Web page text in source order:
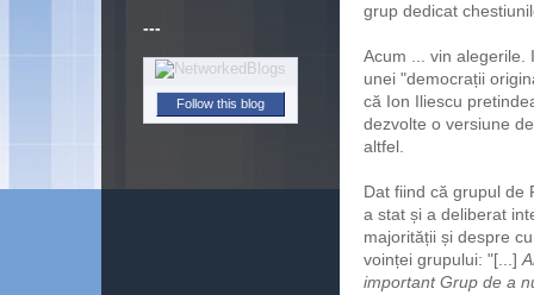
grup dedicat
Acum ... vin alegerile.
unei "democrații
că Ion Iliescu
dezvolte o versiune
altfel.
Dat fiind că grupul de
a stat și a deliberat
majorității și despre
voinței grupului: "[...]
important Grup de a
---
Follow this blog